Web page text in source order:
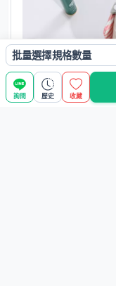
批量選擇規格數量
詢問 歷史 收藏